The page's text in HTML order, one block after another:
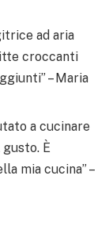
ad aria
croccanti
– Maria
a cucinare
È
mia cucina” –